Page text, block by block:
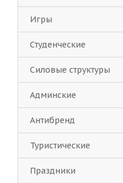
Игры
Студенческие
Силовые структуры
Админские
Антибренд
Туристические
Праздники